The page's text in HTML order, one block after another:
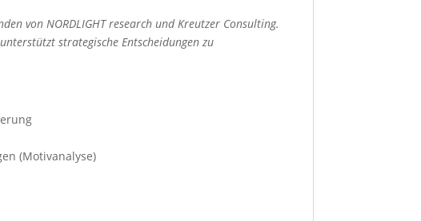
von NORDLIGHT research und Kreutzer Consulting.
strategische Entscheidungen zu
(Motivanalyse)